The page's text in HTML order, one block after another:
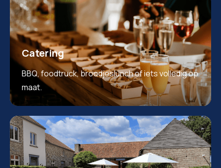
Catering
BBQ, foodtruck, broodjeslunch of iets volledig op
maat.